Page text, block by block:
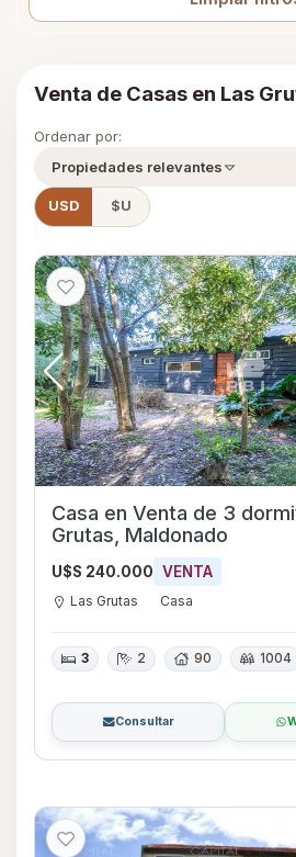
Venta de Casas en Las
Ordenar por:
Propiedades relevantes
USD $U
Casa en Venta de 3
Grutas, Maldonado
U$S 240.000 VENTA
Las Grutas Casa
3 2 90 1004
Consultar